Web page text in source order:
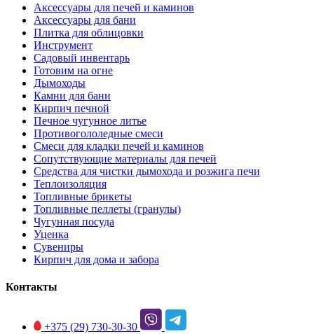
Аксессуары для печей и каминов
Аксессуары для бани
Плитка для облицовки
Инструмент
Садовый инвентарь
Готовим на огне
Дымоходы
Камни для бани
Кирпич печной
Печное чугунное литье
Противогололедные смеси
Смеси для кладки печей и каминов
Сопутствующие материалы для печей
Средства для чистки дымохода и розжига печи
Теплоизоляция
Топливные брикеты
Топливные пеллеты (гранулы)
Чугунная посуда
Уценка
Сувениры
Кирпич для дома и забора
Контакты
+375 (29) 730-30-30